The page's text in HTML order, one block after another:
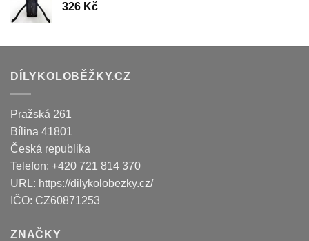
326 Kč
DÍLYKOLOBĚŽKY.CZ
Pražská 261
Bílina 41801
Česká republika
Telefon: +420 721 814 370
URL: https://dilykolobezky.cz/
IČO: CZ60871253
ZNAČKY